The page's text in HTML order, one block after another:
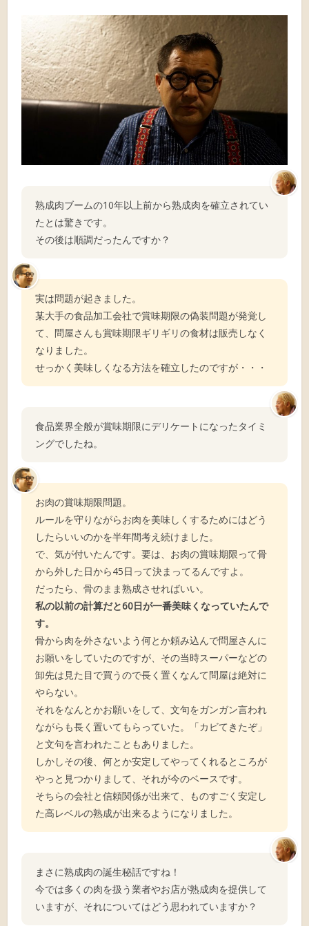
熟成肉ブームの10年以上前から熟成肉を確立されてい
たとは驚きです。
その後は順調だったんですか？
実は問題が起きました。
某大手の食品加工会社で賞味期限の偽装問題が発覚し
て、問屋さんも賞味期限ギリギリの食材は販売しなく
なりました。
せっかく美味しくなる方法を確立したのですが・・・
食品業界全般が賞味期限にデリケートになったタイミ
ングでしたね。
お肉の賞味期限問題。
ルールを守りながらお肉を美味しくするためにはどう
したらいいのかを半年間考え続けました。
で、気が付いたんです。要は、お肉の賞味期限って骨
から外した日から45日って決まってるんですよ。
だったら、骨のまま熟成させればいい。
私の以前の計算だと60日が一番美味くなっていたんで
す。
骨から肉を外さないよう何とか頼み込んで問屋さんに
お願いをしていたのですが、その当時スーパーなどの
卸先は見た目で買うので長く置くなんて問屋は絶対に
やらない。
それをなんとかお願いをして、文句をガンガン言われ
ながらも長く置いてもらっていた。「カビてきたぞ」
と文句を言われたこともありました。
しかしその後、何とか安定してやってくれるところが
やっと見つかりまして、それが今のベースです。
そちらの会社と信頼関係が出来て、ものすごく安定し
た高レベルの熟成が出来るようになりました。
まさに熟成肉の誕生秘話ですね！
今では多くの肉を扱う業者やお店が熟成肉を提供して
いますが、それについてはどう思われていますか？